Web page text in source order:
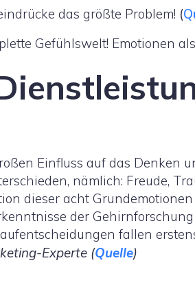
das größte Problem! (
Gefühlswelt! Emotionen
Einfluss auf das Denken
nämlich: Freude,
dieser acht
der
fallen
Experte (Quelle)